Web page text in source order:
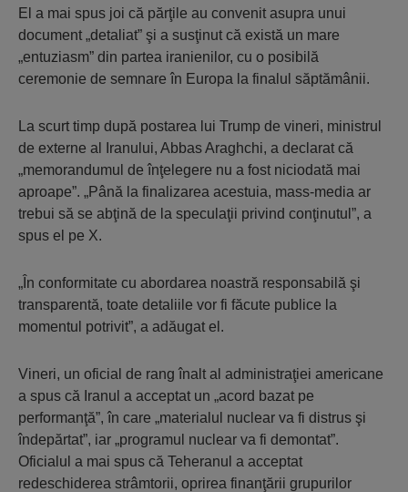
El a mai spus joi că părţile au convenit asupra unui
document „detaliat” şi a susţinut că există un mare
„entuziasm” din partea iranienilor, cu o posibilă
ceremonie de semnare în Europa la finalul săptămânii.
La scurt timp după postarea lui Trump de vineri, ministrul
de externe al Iranului, Abbas Araghchi, a declarat că
„memorandumul de înţelegere nu a fost niciodată mai
aproape”. „Până la finalizarea acestuia, mass-media ar
trebui să se abţină de la speculaţii privind conţinutul”, a
spus el pe X.
„În conformitate cu abordarea noastră responsabilă şi
transparentă, toate detaliile vor fi făcute publice la
momentul potrivit”, a adăugat el.
Vineri, un oficial de rang înalt al administraţiei americane
a spus că Iranul a acceptat un „acord bazat pe
performanţă”, în care „materialul nuclear va fi distrus şi
îndepărtat”, iar „programul nuclear va fi demontat”.
Oficialul a mai spus că Teheranul a acceptat
redeschiderea strâmtorii, oprirea finanţării grupurilor